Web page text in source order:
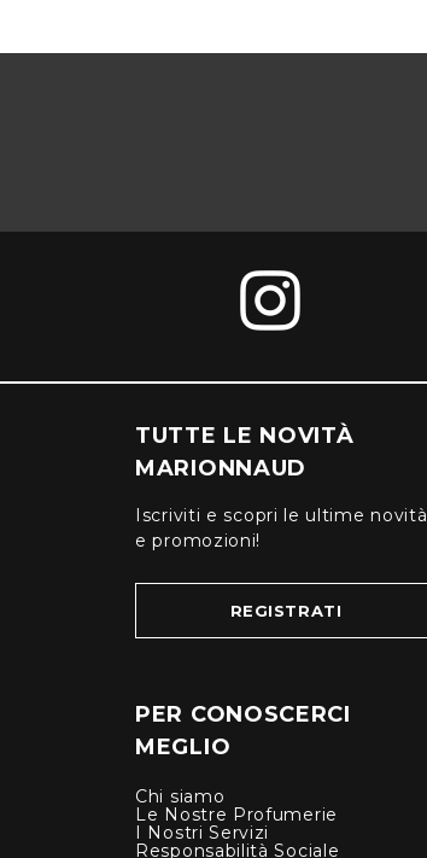
TUTTE LE NOVITÀ
MARIONNAUD
Iscriviti e scopri le ultime novità
e promozioni!
REGISTRATI
PER CONOSCERCI
MEGLIO
Chi siamo
Le Nostre Profumerie
I Nostri Servizi
Responsabilità Sociale